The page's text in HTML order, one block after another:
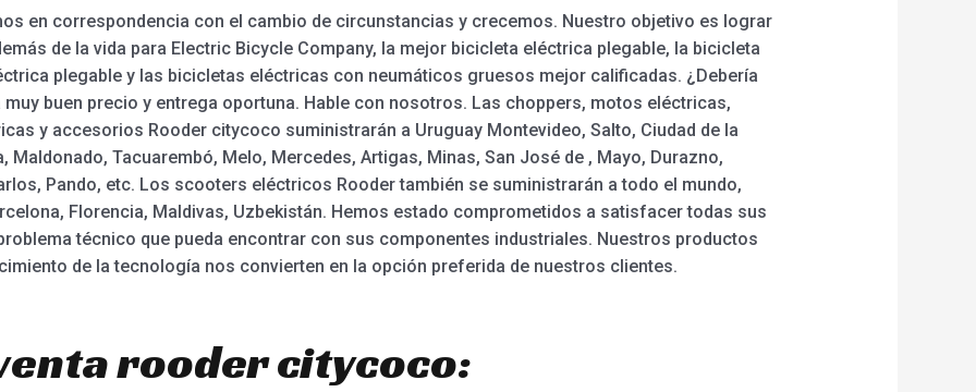
en correspondencia con el cambio de circunstancias y crecemos. Nuestro objetivo es lograr
de la vida para Electric Bicycle Company, la mejor bicicleta eléctrica plegable, la bicicleta
plegable y las bicicletas eléctricas con neumáticos gruesos mejor calificadas. ¿Debería
buen precio y entrega oportuna. Hable con nosotros. Las choppers, motos eléctricas,
y accesorios Rooder citycoco suministrarán a Uruguay Montevideo, Salto, Ciudad de la
Maldonado, Tacuarembó, Melo, Mercedes, Artigas, Minas, San José de , Mayo, Durazno,
Pando, etc. Los scooters eléctricos Rooder también se suministrarán a todo el mundo,
Florencia, Maldivas, Uzbekistán. Hemos estado comprometidos a satisfacer todas sus
técnico que pueda encontrar con sus componentes industriales. Nuestros productos
de la tecnología nos convierten en la opción preferida de nuestros clientes.
rooder citycoco: